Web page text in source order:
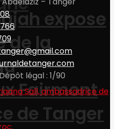
expose
de la
Fairmont
de Tanger
légal : 1/90